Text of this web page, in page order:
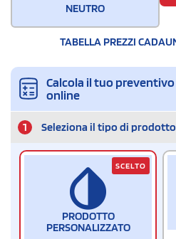
NEUTRO
TABELLA PREZZI
Calcola il tuo
online
1 Seleziona il tipo di prodotto
PRODOTTO
PERSONALIZZATO
SCELTO